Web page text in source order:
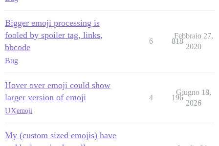
Bigger emoji processing is
fooled by spoiler tag, links,
bbcode
Bug
6 818
Febbraio 27,
2020
Hover over emoji could show
larger version of emoji
UXemoji
4 196
Giugno 18,
2026
My (custom sized emojis) have